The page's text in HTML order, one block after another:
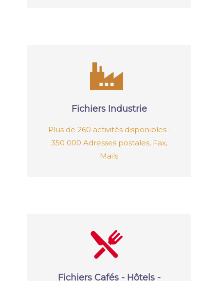
Fichiers Industrie
Plus de 260 activités disponibles :
350 000 Adresses postales, Fax,
Mails
Fichiers Cafés - Hôtels -